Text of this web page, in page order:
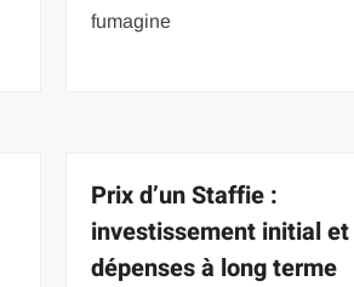
fumagine
Prix d’un Staffie :
investissement initial et
dépenses à long terme